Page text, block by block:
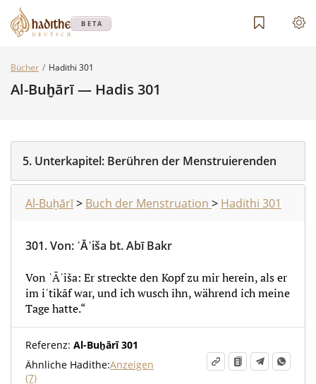
BETA
Bücher Hadithi 301
Al-Buḫārī — Hadis 301
5. Unterkapitel: Berühren der Menstruierenden
Al-Buḫārī> Buch der Menstruation > Hadithi 301
301.Von: ʿĀʾiša bt. Abī Bakr
Von ʿĀʾiša: Er streckte den Kopf zu mir herein, als er
im iʿtikāf war, und ich wusch ihn, während ich meine
Tage hatte.“
Referenz: Al-Buḫārī 301
Ähnliche Hadithe:Anzeigen
(7)